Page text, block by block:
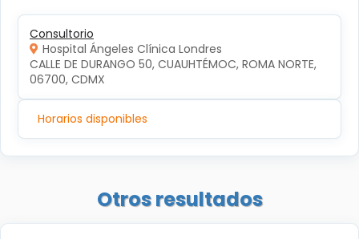
Consultorio
Hospital Ángeles Clínica Londres
CALLE DE DURANGO 50, CUAUHTÉMOC, ROMA NORTE,
06700, CDMX
Horarios disponibles
Otros resultados